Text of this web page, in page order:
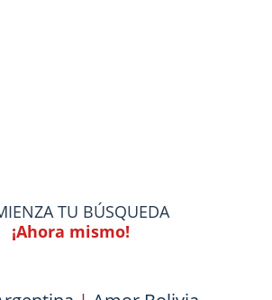
TU BÚSQUEDA
¡Ahora mismo!